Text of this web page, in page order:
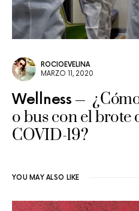
ROCIOEVELINA
MARZO 11, 2020
Wellness
o bus con el brote
COVID-19?
YOU MAY ALSO LIKE